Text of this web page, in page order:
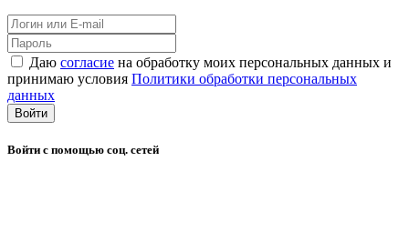
Даю согласие на обработку моих персональных данных и
принимаю условия Политики обработки персональных
данных
Войти
Войти с помощью соц. сетей